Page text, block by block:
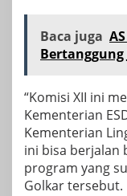
Baca juga
Bertanggung
“Komisi XII ini
Kementerian
Kementerian
ini bisa berjalan
program yang
Golkar tersebut.